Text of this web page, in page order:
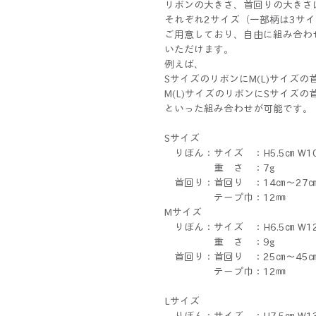
リボンの大きさ、首回りの大きさ
それぞれ2サイズ（一部柄は3サイ
ご用意しており、自由に組み合わ
いただけます。
例えば、
SサイズのリボンにM(L)サイズの
M(L)サイズのリボンにSサイズの
といった組み合わせが可能です。
Sサイズ
りぼん：サイズ ：H5.5㎝
重 さ ：7g
首回り：首回り ：14㎝～27
テープ巾：12㎜
Mサイズ
りぼん：サイズ ：H6.5㎝
重 さ ：9g
首回り：首回り ：25㎝～45
テープ巾：12㎜
Lサイズ